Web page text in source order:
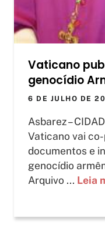
Vaticano
genocídio
6 DE JULHO DE
Asbarez –
Vaticano vai
documentos e
genocídio
Arquivo ... Leia